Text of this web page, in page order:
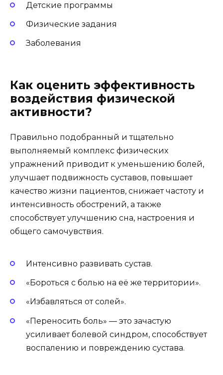
Детские программы
Физические задания
Заболевания
Как оценить эффективность
воздействия физической
активности?
Правильно подобранный и тщательно
выполняемый комплекс физических
упражнений приводит к уменьшению болей,
улучшает подвижность суставов, повышает
качество жизни пациентов, снижает частоту и
интенсивность обострений, а также
способствует улучшению сна, настроения и
общего самочувствия.
Интенсивно развивать сустав.
«Бороться с болью на её же территории».
«Избавляться от солей».
«Переносить боль» — это зачастую
усиливает болевой синдром, способствует
воспалению и повреждению сустава.